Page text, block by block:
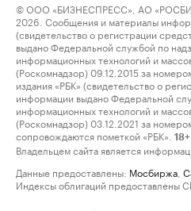
© ООО «БИЗНЕСПРЕСС», АО
2026. Сообщения и материалы
(свидетельство о регистрации
выдано Федеральной службой по
информационных технологий и
(Роскомнадзор) 09.12.2015 за
издания «РБК» (свидетельство о
информации выдано Федеральной
информационных технологий и
(Роскомнадзор) 03.12.2021 за
сопровождаются пометкой «РБК».
18+
Владельцем сайта является
Данные предоставлены: Мосбиржа
Индексы облигаций предоставлены